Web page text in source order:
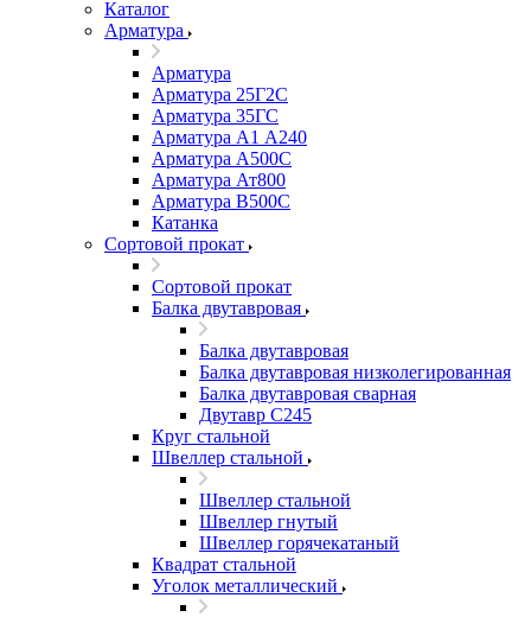
Каталог
Арматура
Арматура
Арматура 25Г2С
Арматура 35ГС
Арматура А1 А240
Арматура А500С
Арматура Ат800
Арматура В500С
Катанка
Сортовой прокат
Сортовой прокат
Балка двутавровая
Балка двутавровая
Балка двутавровая низколегированная
Балка двутавровая сварная
Двутавр С245
Круг стальной
Швеллер стальной
Швеллер стальной
Швеллер гнутый
Швеллер горячекатаный
Квадрат стальной
Уголок металлический